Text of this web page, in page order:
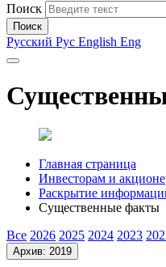
Поиск
Поиск
Русский Рус English Eng
Главная страница
Инвесторам и
Раскрытие
Существенные факты
Все 2026 2025 2024 2023
Архив: 2019